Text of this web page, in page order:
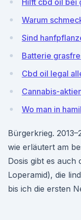
Hilft cbd oil bei
Warum
Sind
Batterie
Cbd oil legal
Cannabis-
Wo man in
Bürgerkrieg.
wie erläutert am
Dosis gibt es auch
Loperamid), die
bis ich die ersten